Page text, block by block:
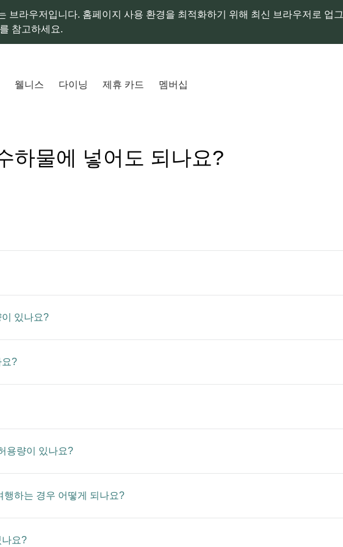
브라우저입니다. 홈페이지 사용 환경을 최적화하기 위해 최신 브라우저로 업그
를 참고하세요.
웰니스 다이닝 제휴 카드 멤버십
하물에 넣어도 되나요?
있나요?
요?
용량이 있나요?
행하는 경우 어떻게 되나요?
나요?